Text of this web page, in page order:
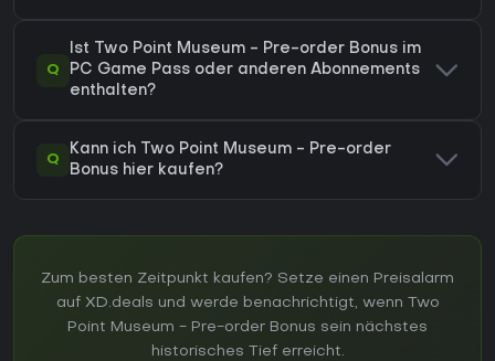
Q
Ist Two Point Museum - Pre-order Bonus im
PC Game Pass oder anderen Abonnements
enthalten?
Q
Kann ich Two Point Museum - Pre-order
Bonus hier kaufen?
Zum besten Zeitpunkt kaufen? Setze einen Preisalarm
auf XD.deals und werde benachrichtigt, wenn Two
Point Museum - Pre-order Bonus sein nächstes
historisches Tief erreicht.